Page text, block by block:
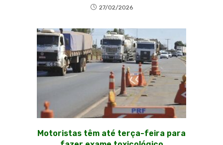
27/02/2026
Motoristas têm até terça-feira para